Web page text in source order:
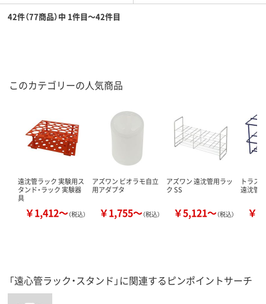
42件（77商品）中 1件目～42件目
このカテゴリーの人気商品
遠沈管ラック 実験用ス
タンド・ラック 実験器
具
￥1,412～（税込）
アズワン ビオラモ自立
用アダプタ
￥1,755～（税込）
アズワン 遠沈管用ラッ
ク SS
￥5,121～（税込）
トラス
遠沈管
￥
「遠心管ラック・スタンド」に関連するピンポイントサーチ